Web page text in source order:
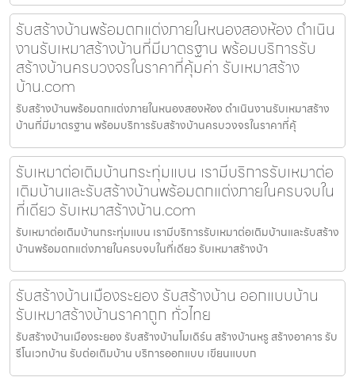
รับสร้างบ้านพร้อมตกแต่งภายในหนองสองห้อง ดำเนิน
งานรับเหมาสร้างบ้านที่มีมาตรฐาน พร้อมบริการรับ
สร้างบ้านครบวงจรในราคาที่คุ้มค่า รับเหมาสร้าง
บ้าน.com
รับสร้างบ้านพร้อมตกแต่งภายในหนองสองห้อง ดำเนินงานรับเหมาสร้าง
บ้านที่มีมาตรฐาน พร้อมบริการรับสร้างบ้านครบวงจรในราคาที่คุ้
รับเหมาต่อเติมบ้านกระทุ่มแบน เรามีบริการรับเหมาต่อ
เติมบ้านและรับสร้างบ้านพร้อมตกแต่งภายในครบจบใน
ที่เดียว รับเหมาสร้างบ้าน.com
รับเหมาต่อเติมบ้านกระทุ่มแบน เรามีบริการรับเหมาต่อเติมบ้านและรับสร้าง
บ้านพร้อมตกแต่งภายในครบจบในที่เดียว รับเหมาสร้างบ้า
รับสร้างบ้านเมืองระยอง รับสร้างบ้าน ออกแบบบ้าน
รับเหมาสร้างบ้านราคาถูก ทั่วไทย
รับสร้างบ้านเมืองระยอง รับสร้างบ้านโมเดิร์น สร้างบ้านหรู สร้างอาคาร รับ
รีโนเวทบ้าน รับต่อเติมบ้าน บริการออกแบบ เขียนแบบก